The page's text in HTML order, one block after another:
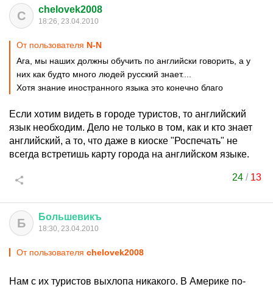
C chelovek2008
18:26, 23.04.2010
От пользователя N-N
Ага, мы наших должны обучить по английски говорить, а у
них как будто много людей русский знает....
Хотя знание иностранного языка это конечно благо
Если хотим видеть в городе туристов, то английский
язык необходим. Дело не только в том, как и кто знает
английский, а то, что даже в киоске "Роспечать" не
всегда встретишь карту города на английском языке.
24/ 13
Б Большевикъ
18:30, 23.04.2010
От пользователя chelovek2008
Нам с их туристов выхлопа никакого. В Америке по-